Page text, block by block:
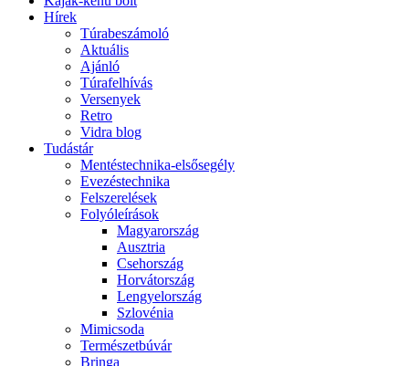
Hírek
Túrabeszámoló
Aktuális
Ajánló
Túrafelhívás
Versenyek
Retro
Vidra blog
Tudástár
Mentéstechnika-elsősegély
Evezéstechnika
Felszerelések
Folyóleírások
Magyarország
Ausztria
Csehország
Horvátország
Lengyelország
Szlovénia
Mimicsoda
Természetbúvár
Bringa